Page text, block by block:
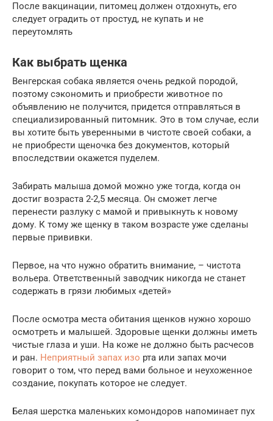
После вакцинации, питомец должен отдохнуть, его
следует оградить от простуд, не купать и не
переутомлять
Как выбрать щенка
Венгерская собака является очень редкой породой,
поэтому сэкономить и приобрести животное по
объявлению не получится, придется отправляться в
специализированный питомник. Это в том случае, если
вы хотите быть уверенными в чистоте своей собаки, а
не приобрести щеночка без документов, который
впоследствии окажется пуделем.
Забирать малыша домой можно уже тогда, когда он
достиг возраста 2-2,5 месяца. Он сможет легче
перенести разлуку с мамой и привыкнуть к новому
дому. К тому же щенку в таком возрасте уже сделаны
первые прививки.
Первое, на что нужно обратить внимание, – чистота
вольера. Ответственный заводчик никогда не станет
содержать в грязи любимых «детей»
После осмотра места обитания щенков нужно хорошо
осмотреть и малышей. Здоровые щенки должны иметь
чистые глаза и уши. На коже не должно быть расчесов
и ран. Неприятный запах изо рта или запах мочи
говорит о том, что перед вами больное и неухоженное
создание, покупать которое не следует.
Белая шерстка маленьких комондоров напоминает пух